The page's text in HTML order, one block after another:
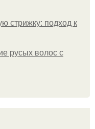
стрижку: подход к
русых волос с